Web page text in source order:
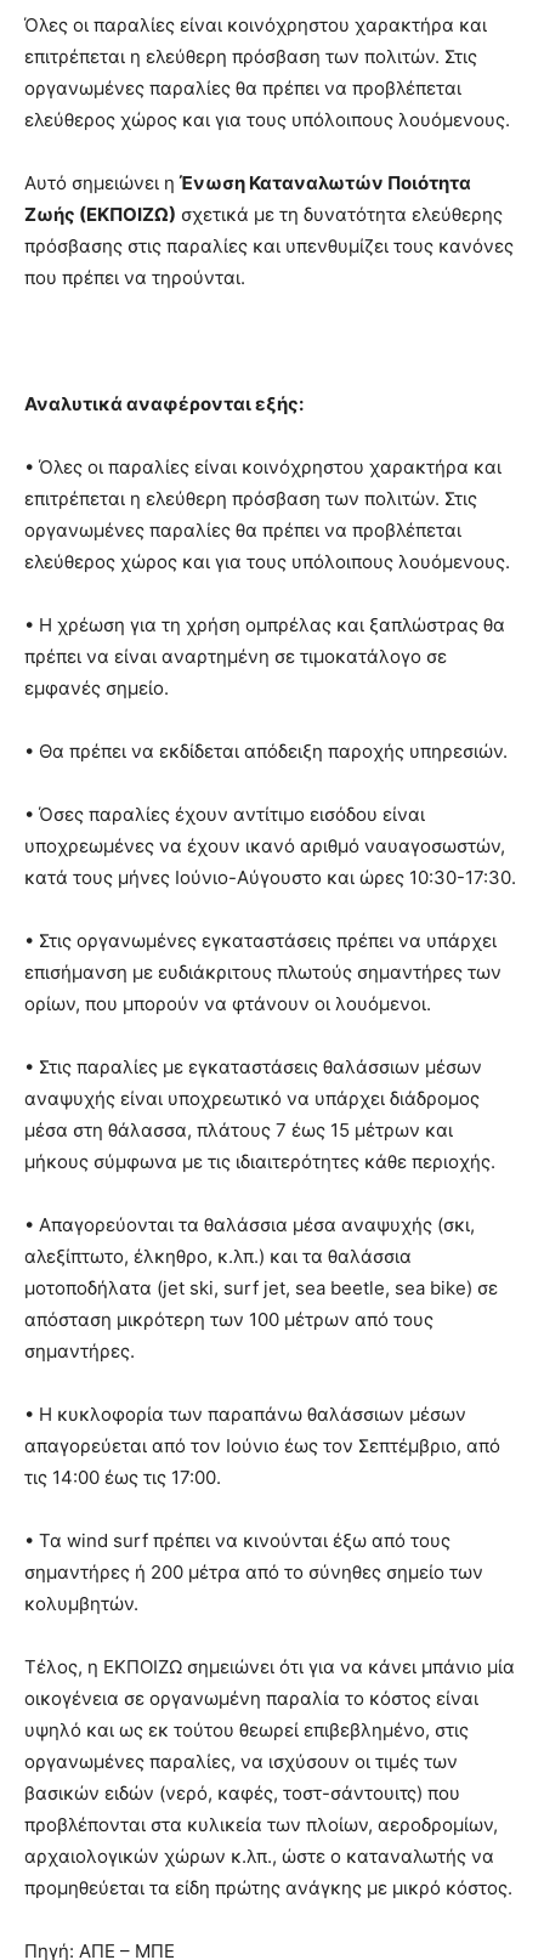
Όλες οι παραλίες είναι κοινόχρηστου χαρακτήρα και
επιτρέπεται η ελεύθερη πρόσβαση των πολιτών. Στις
οργανωμένες παραλίες θα πρέπει να προβλέπεται
ελεύθερος χώρος και για τους υπόλοιπους λουόμενους.
Αυτό σημειώνει η Ένωση Καταναλωτών Ποιότητα
Ζωής (ΕΚΠΟΙΖΩ) σχετικά με τη δυνατότητα ελεύθερης
πρόσβασης στις παραλίες και υπενθυμίζει τους κανόνες
που πρέπει να τηρούνται.
Αναλυτικά αναφέρονται εξής:
• Όλες οι παραλίες είναι κοινόχρηστου χαρακτήρα και
επιτρέπεται η ελεύθερη πρόσβαση των πολιτών. Στις
οργανωμένες παραλίες θα πρέπει να προβλέπεται
ελεύθερος χώρος και για τους υπόλοιπους λουόμενους.
• Η χρέωση για τη χρήση ομπρέλας και ξαπλώστρας θα
πρέπει να είναι αναρτημένη σε τιμοκατάλογο σε
εμφανές σημείο.
• Θα πρέπει να εκδίδεται απόδειξη παροχής υπηρεσιών.
• Όσες παραλίες έχουν αντίτιμο εισόδου είναι
υποχρεωμένες να έχουν ικανό αριθμό ναυαγοσωστών,
κατά τους μήνες Ιούνιο-Αύγουστο και ώρες 10:30-17:30.
• Στις οργανωμένες εγκαταστάσεις πρέπει να υπάρχει
επισήμανση με ευδιάκριτους πλωτούς σημαντήρες των
ορίων, που μπορούν να φτάνουν οι λουόμενοι.
• Στις παραλίες με εγκαταστάσεις θαλάσσιων μέσων
αναψυχής είναι υποχρεωτικό να υπάρχει διάδρομος
μέσα στη θάλασσα, πλάτους 7 έως 15 μέτρων και
μήκους σύμφωνα με τις ιδιαιτερότητες κάθε περιοχής.
• Απαγορεύονται τα θαλάσσια μέσα αναψυχής (σκι,
αλεξίπτωτο, έλκηθρο, κ.λπ.) και τα θαλάσσια
μοτοποδήλατα (jet ski, surf jet, sea beetle, sea bike) σε
απόσταση μικρότερη των 100 μέτρων από τους
σημαντήρες.
• Η κυκλοφορία των παραπάνω θαλάσσιων μέσων
απαγορεύεται από τον Ιούνιο έως τον Σεπτέμβριο, από
τις 14:00 έως τις 17:00.
• Τα wind surf πρέπει να κινούνται έξω από τους
σημαντήρες ή 200 μέτρα από το σύνηθες σημείο των
κολυμβητών.
Τέλος, η ΕΚΠΟΙΖΩ σημειώνει ότι για να κάνει μπάνιο μία
οικογένεια σε οργανωμένη παραλία το κόστος είναι
υψηλό και ως εκ τούτου θεωρεί επιβεβλημένο, στις
οργανωμένες παραλίες, να ισχύσουν οι τιμές των
βασικών ειδών (νερό, καφές, τοστ-σάντουιτς) που
προβλέπονται στα κυλικεία των πλοίων, αεροδρομίων,
αρχαιολογικών χώρων κ.λπ., ώστε ο καταναλωτής να
προμηθεύεται τα είδη πρώτης ανάγκης με μικρό κόστος.
Πηγή: ΑΠΕ – ΜΠΕ